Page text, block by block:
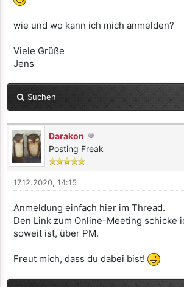
wie und wo kann ich mich anmelden?
Viele Grüße
Jens
Suchen
Darakon
Posting Freak
17.12.2020, 14:15
Anmeldung einfach hier im Thread.
Den Link zum Online-Meeting schicke
soweit ist, über PM.
Freut mich, dass du dabei bist!